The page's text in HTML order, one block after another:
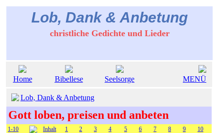
Lob, Dank & Anbetung
christliche Gedichte und Lieder
Home Bibellese Seelsorge MENÜ
Lob, Dank & Anbetung
Gott loben, preisen und anbeten
1-10 Inhalt 1 2 3 4 5 6 7 8 9
10